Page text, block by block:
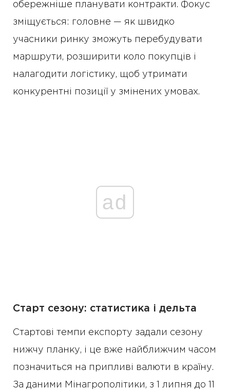
обережніше планувати контракти. Фокус
зміщується: головне — як швидко
учасники ринку зможуть перебудувати
маршрути, розширити коло покупців і
налагодити логістику, щоб утримати
конкурентні позиції у змінених умовах.
ad
Старт сезону: статистика і дельта
Стартові темпи експорту задали сезону
нижчу планку, і це вже найближчим часом
позначиться на припливі валюти в країну.
За даними Мінагрополітики, з 1 липня до 11